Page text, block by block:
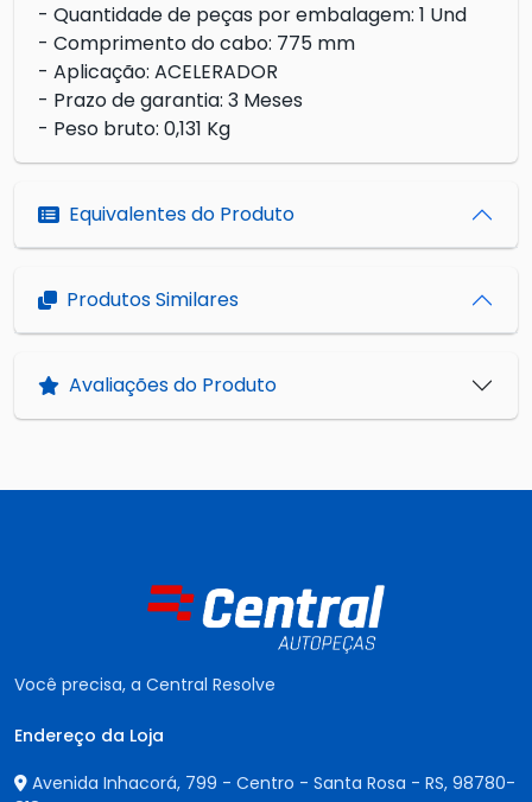
- Quantidade de peças por embalagem: 1 Und
- Comprimento do cabo: 775 mm
- Aplicação: ACELERADOR
- Prazo de garantia: 3 Meses
- Peso bruto: 0,131 Kg
Equivalentes do Produto
Produtos Similares
Avaliações do Produto
Você precisa, a Central Resolve
Endereço da Loja
Avenida Inhacorá, 799 - Centro - Santa Rosa - RS, 98780-